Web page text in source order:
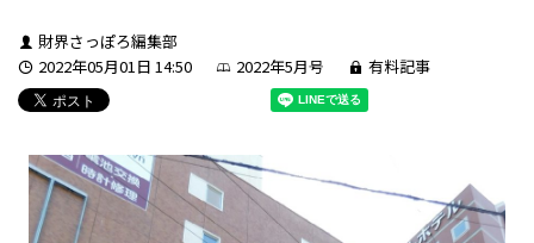
財界さっぽろ編集部
2022年05月01日 14:50
2022年5月号 有料記事